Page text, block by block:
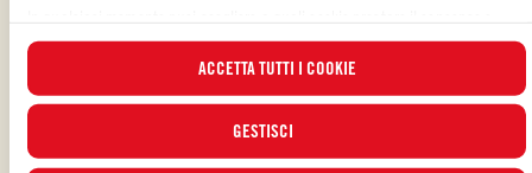
visualizzare l’elenco aggiornato dei cookie attraverso il pulsante “GESTISCI”.
Per maggiori informazioni, ti invitiamo a leggere la nostra
ACCETTA TUTTI I COOKIE
GESTISCI